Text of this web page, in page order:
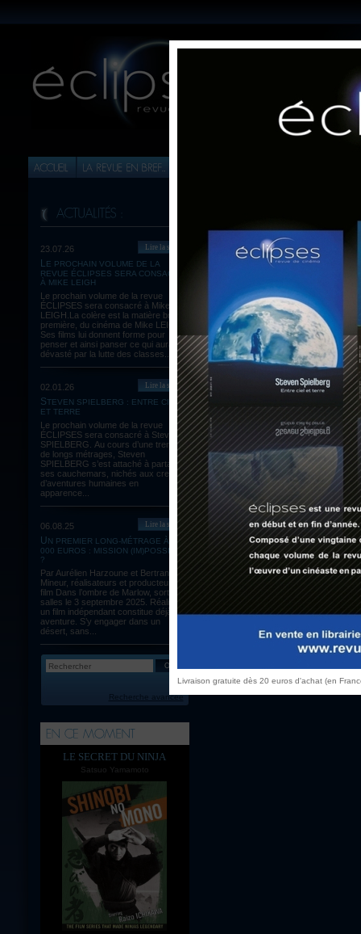
23.07.26
LE PROCHAIN VOLUME DE LA
REVUE ÉCLIPSES SERA CONSACRÉ
À MIKE LEIGH
Le prochain volume de la revue
ÉCLIPSES sera consacré à Mike
LEIGH.La colère est la matière brute,
première, du cinéma de Mike LEIGH.
Ses films lui donnent forme pour
penser et ainsi panser ce qui aura été
dévasté par la lutte des classes...
Lire la suite
02.01.26
STEVEN SPIELBERG : ENTRE CIEL
ET TERRE
Le prochain volume de la revue
ÉCLIPSES sera consacré à Steven
SPIELBERG. Au cours d’une trentaine
de longs métrages, Steven
SPIELBERG s’est attaché à partager
ses cauchemars, nichés aux creux
d’aventures humaines en
apparence...
Lire la suite
06.08.25
UN PREMIER LONG-MÉTRAGE À 60
000 EUROS : MISSION (IM)POSSIBLE
?
Par Aurélien Harzoune et Bertrand
Mineur, réalisateurs et producteurs du
film Dans l’ombre de Marlow, sortie en
salles le 3 septembre 2025. Réaliser
un film indépendant constitue déjà une
aventure. S’y engager dans un
désert, sans...
Lire la suite
Recherche avancée
LE SECRET DU NINJA
Satsuo Yamamoto
Retour à la liste
Livraison gratuite dès 20 euros d'achat (en